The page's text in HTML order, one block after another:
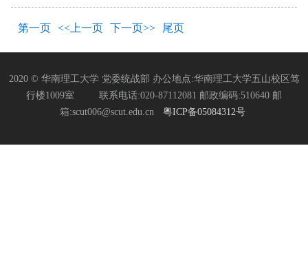
第一页 <<上一页 下一页>> 尾页
2020 © 华南理工大学 党委统战部 办公地点:华南理工大学五山校区笃
行楼1009室 联系电话:020-87112081 邮政编码:510640 邮
箱:scut006@scut.edu.cn
粤ICP备05084312号